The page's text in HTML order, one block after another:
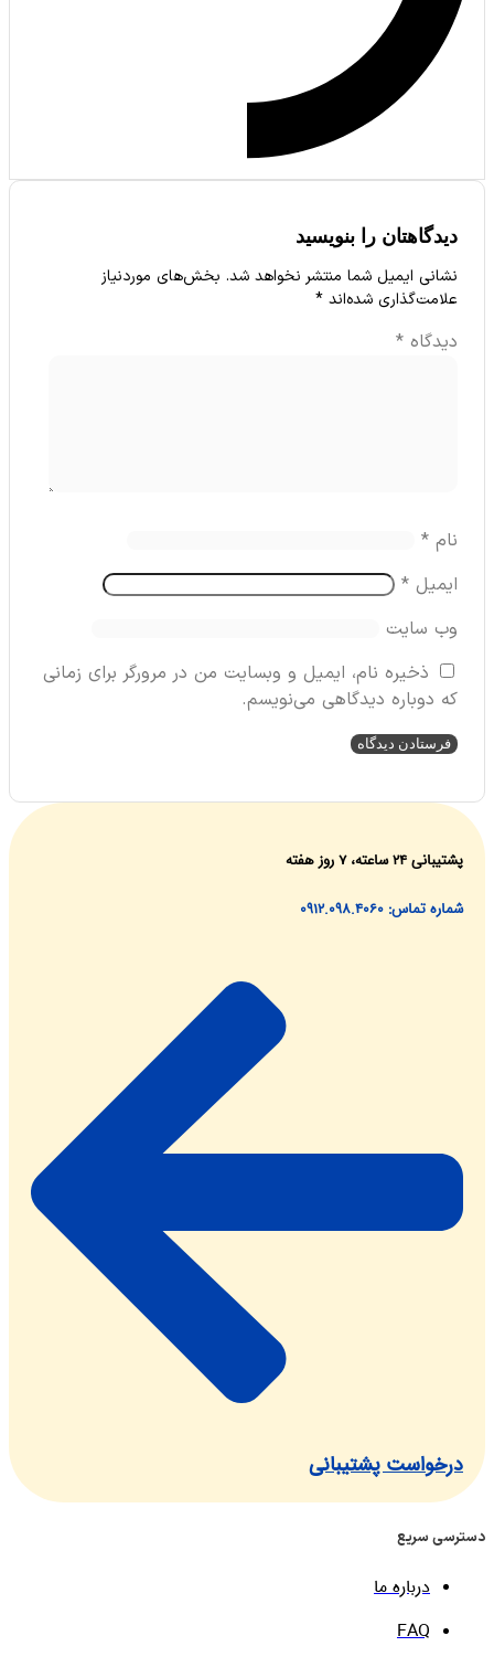
را بنویسید
ایمیل شما منتشر نخواهد شد. بخش‌های موردنیاز
شده‌اند *
*
*
سایت
ذخیره نام، ایمیل و وبسایت من در مرورگر برای زمانی
دوباره دیدگاهی می‌نویسم.
۷ روز هفته
0912.098.4060
پشتیبانی
سریع
درباره ما